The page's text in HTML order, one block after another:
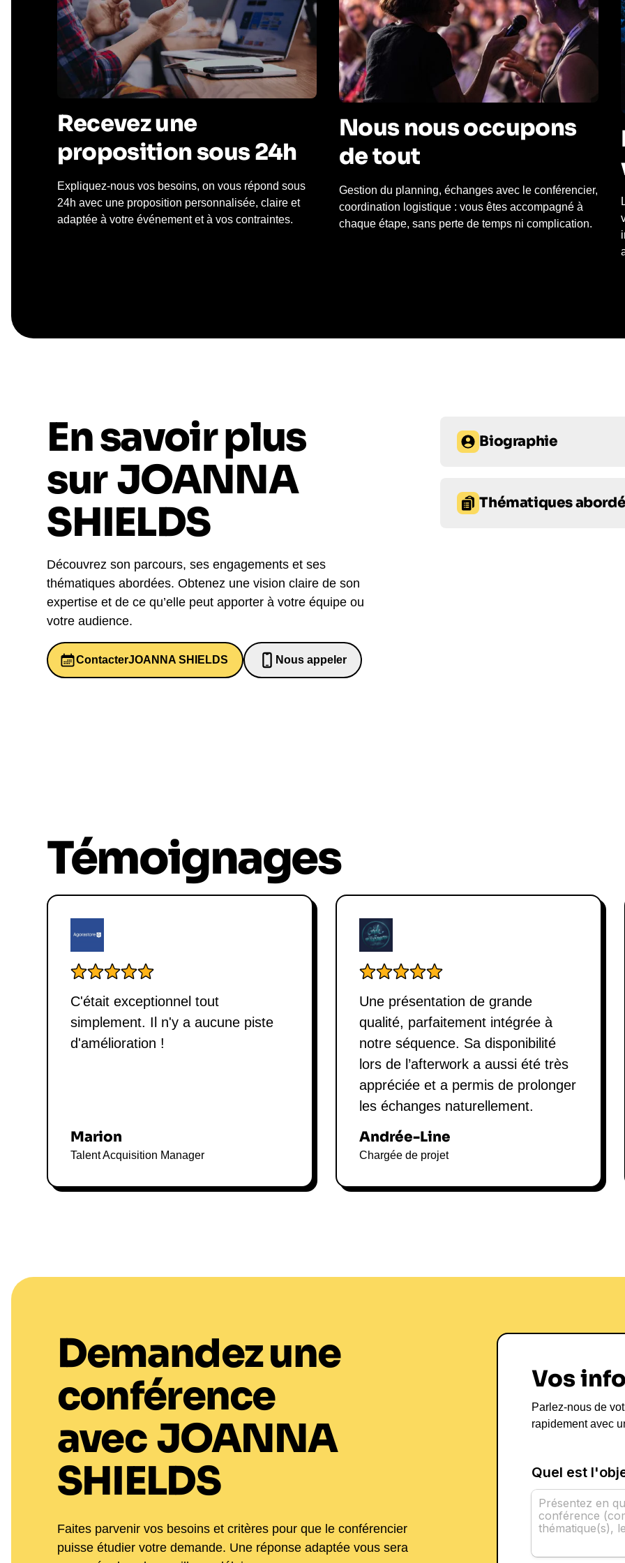
Recevez une
proposition sous 24h
Expliquez-nous vos besoins, on vous répond sous
24h avec une proposition personnalisée, claire et
adaptée à votre événement et à vos contraintes.
Nous nous occupons
de tout
Gestion du planning, échanges avec le conférencier,
coordination logistique : vous êtes accompagné à
chaque étape, sans perte de temps ni complication.
En savoir plus
sur JOANNA
SHIELDS
Découvrez son parcours, ses engagements et ses
thématiques abordées. Obtenez une vision claire de son
expertise et de ce qu’elle peut apporter à votre équipe ou
votre audience.
ContacterJOANNA SHIELDS
Nous appeler
0652698481
Biographie
l'industrie technologique. Elle a
entreprises technologiques les
Thématiques
Témoignages
C'était exceptionnel tout
simplement. Il n'y a aucune piste
d'amélioration !
Marion
Talent Acquisition Manager
Une présentation de grande
qualité, parfaitement intégrée à
notre séquence. Sa disponibilité
lors de l’afterwork a aussi été très
appréciée et a permis de prolonger
les échanges naturellement.
Andrée-Line
Chargée de projet
Demandez une
conférence
avec JOANNA
SHIELDS
Faites parvenir vos besoins et critères pour que le conférencier
puisse étudier votre demande. Une réponse adaptée vous sera
Vos
Parlez-nous de
rapidement avec